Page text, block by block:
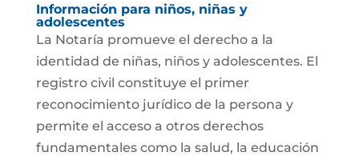
Información para niños, niñas y
adolescentes
La Notaría promueve el derecho a la
identidad de niñas, niños y adolescentes. El
registro civil constituye el primer
reconocimiento jurídico de la persona y
permite el acceso a otros derechos
fundamentales como la salud, la educación